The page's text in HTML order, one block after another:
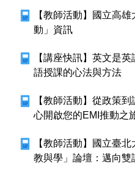
【教師活動】國立高
動」資訊
【講座快訊】英文是
語授課的心法與方法
【教師活動】從政策
心開啟您的EMI推動之
【教師活動】國立臺
教與學」論壇：邁向雙